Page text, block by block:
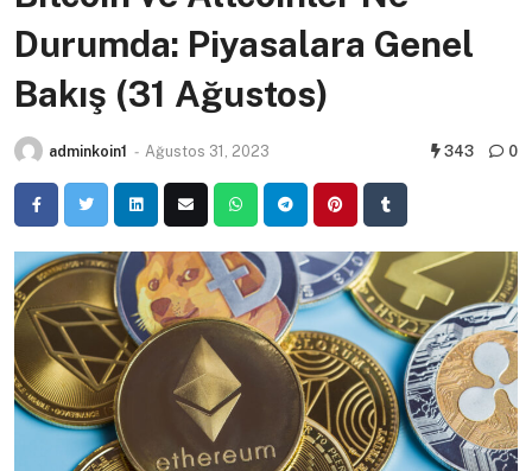
Durumda: Piyasalara Genel
Bakış (31 Ağustos)
adminkoin1 - Ağustos 31, 2023 343 0